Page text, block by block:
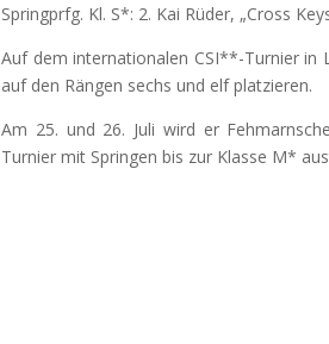
Springprfg. Kl. S*: 2. Kai Rüder, „Cross
Auf dem internationalen CSI**-Turnier in
auf den Rängen sechs und elf platzieren.
Am 25. und 26. Juli wird er
Turnier mit Springen bis zur Klasse M*